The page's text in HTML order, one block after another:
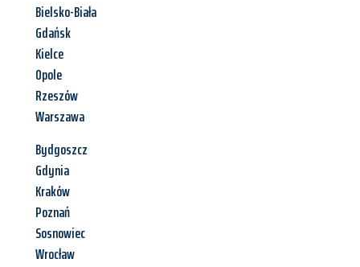
Bielsko-Biała
Gdańsk
Kielce
Opole
Rzeszów
Warszawa
Bydgoszcz
Gdynia
Kraków
Poznań
Sosnowiec
Wrocław